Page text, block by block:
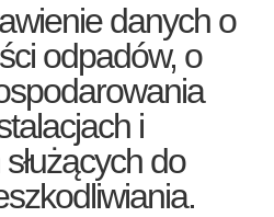
danych o
odpadów, o
i
do